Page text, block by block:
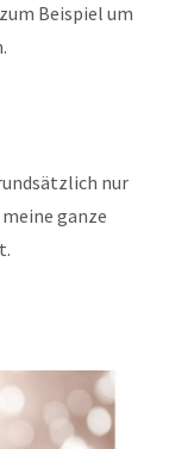
Beispiel um
nur
ganze